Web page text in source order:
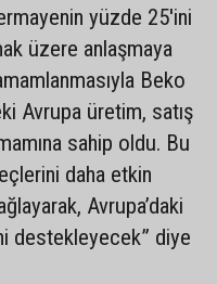
yüzde 25'ini
üzere anlaşmaya
Beko
Avrupa üretim, satış
sahip oldu. Bu
daha etkin
Avrupa’daki
destekleyecek” diye